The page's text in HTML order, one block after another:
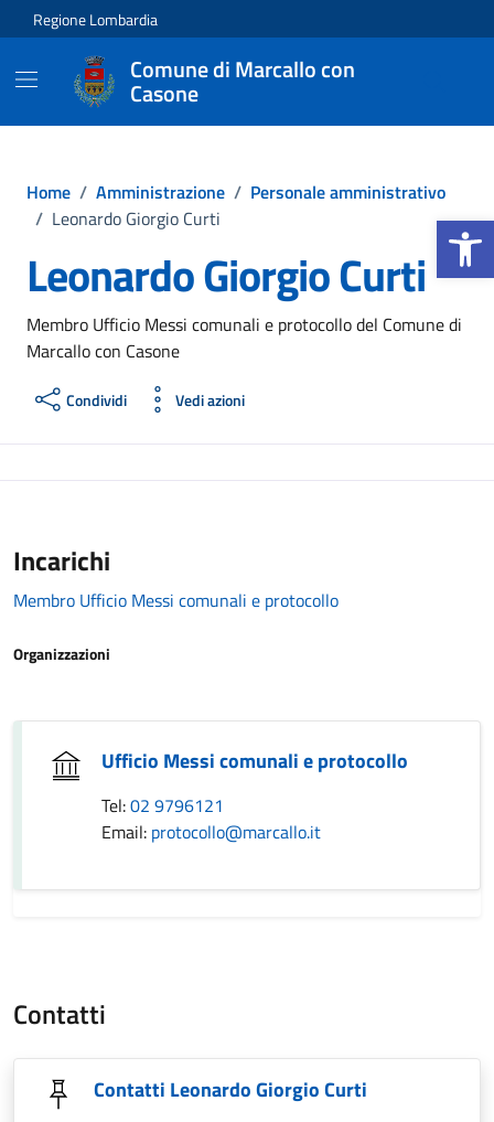
Apri la
Vai ai contenuti
Vai al footer
Regione Lombardia
Comune di Marcallo con
Casone
Home / Amministrazione / Personale amministrativo
/ Leonardo Giorgio Curti
Leonardo Giorgio Curti
Membro Ufficio Messi comunali e protocollo del Comune di
Marcallo con Casone
Condividi Vedi azioni
Incarichi
Membro Ufficio Messi comunali e protocollo
Organizzazioni
Ufficio Messi comunali e protocollo
Tel:02 9796121
Email: protocollo@marcallo.it
Contatti
Contatti Leonardo Giorgio Curti